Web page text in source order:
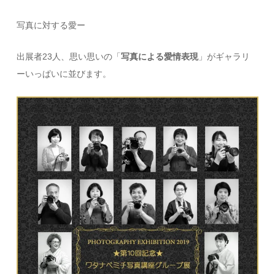
写真に対する愛ー
出展者23人、思い思いの「写真による愛情表現 」がギャラリ
ーいっぱいに並びます。